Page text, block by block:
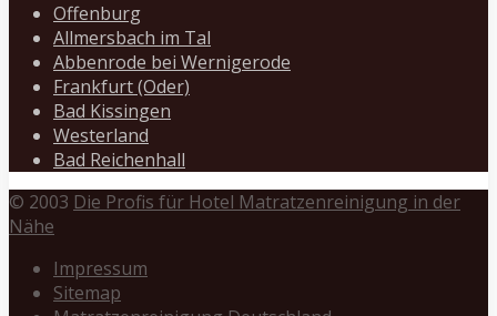
Offenburg
Allmersbach im Tal
Abbenrode bei Wernigerode
Frankfurt (Oder)
Bad Kissingen
Westerland
Bad Reichenhall
© 2003 Die Profis für Hotel Matratzenreinigung in der
Nähe
Impressum
Sitemap